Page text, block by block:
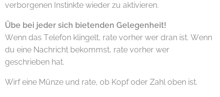
verborgenen Instinkte wieder zu aktivieren.
Übe bei jeder sich bietenden Gelegenheit!
Wenn das Telefon klingelt, rate vorher wer dran ist. Wenn
du eine Nachricht bekommst, rate vorher wer
geschrieben hat.
Wirf eine Münze und rate, ob Kopf oder Zahl oben ist.